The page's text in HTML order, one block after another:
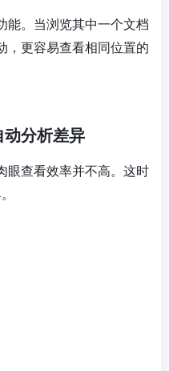
能。当浏览其中一个文档
，更容易查看相同位置的
分析差异
眼查看效率并不高。这时